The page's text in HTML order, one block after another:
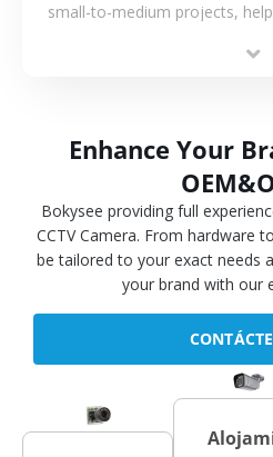
small-to-medium projects,
Enhance Your
Bokysee providing full
CCTV Camera. From hardware
be tailored to your exact needs
your brand with our